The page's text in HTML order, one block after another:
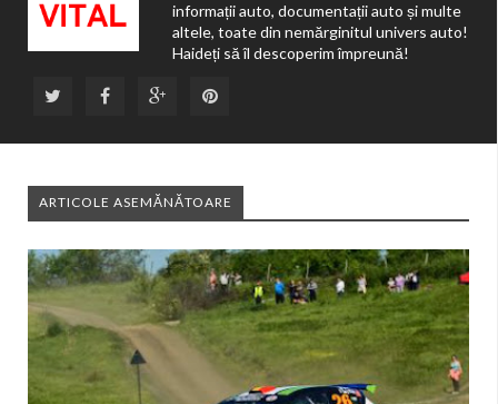
informații auto, documentații auto și multe
altele, toate din nemărginitul univers auto!
Haideți să îl descoperim împreună!
ARTICOLE ASEMĂNĂTOARE